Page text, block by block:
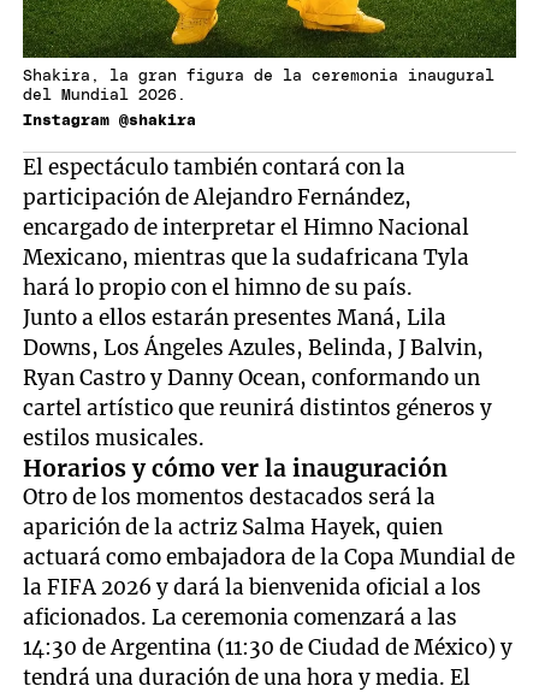
Shakira, la gran figura de la ceremonia inaugural
del Mundial 2026.
Instagram @shakira
El espectáculo también contará con la
participación de Alejandro Fernández,
encargado de interpretar el Himno Nacional
Mexicano, mientras que la sudafricana Tyla
hará lo propio con el himno de su país.
Junto a ellos estarán presentes Maná, Lila
Downs, Los Ángeles Azules, Belinda, J Balvin,
Ryan Castro y Danny Ocean, conformando un
cartel artístico que reunirá distintos géneros y
estilos musicales.
Horarios y cómo ver la inauguración
Otro de los momentos destacados será la
aparición de la actriz Salma Hayek, quien
actuará como embajadora de la Copa Mundial de
la FIFA 2026 y dará la bienvenida oficial a los
aficionados. La ceremonia comenzará a las
14:30 de Argentina (11:30 de Ciudad de México) y
tendrá una duración de una hora y media. El